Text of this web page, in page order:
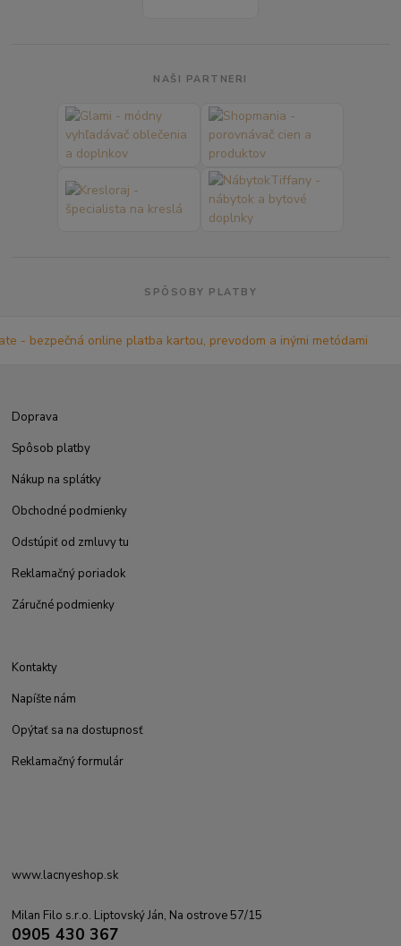
NAŠI PARTNERI
SPÔSOBY PLATBY
Doprava
Spôsob platby
Nákup na splátky
Obchodné podmienky
Odstúpiť od zmluvy tu
Reklamačný poriadok
Záručné podmienky
Kontakty
Napíšte nám
Opýtať sa na dostupnosť
Reklamačný formulár
www.lacnyeshop.sk
Milan Filo s.r.o. Liptovský Ján, Na ostrove 57/15
0905 430 367